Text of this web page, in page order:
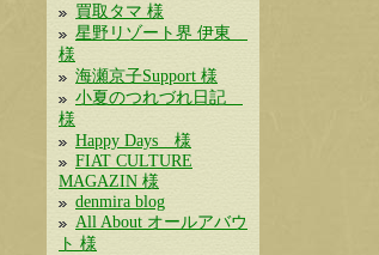
買取タマ 様
星野リゾート界 伊東
様
海瀬京子Support 様
小夏のつれづれ日記
様
Happy Days 様
FIAT CULTURE
MAGAZIN 様
denmira blog
All About オールアバウ
ト 様